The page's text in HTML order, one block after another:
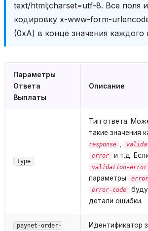
text/html;charset=utf-8. Все поля
кодировку x-www-form-
(0xA) в конце значения каждого
Параметры
Ответа
Выплаты
Описание
type
Тип ответа.
такие значения
response ,
error и т.д.
validation-error
параметры
error-code
детали ошибки.
paynet-order-
Идентификатор